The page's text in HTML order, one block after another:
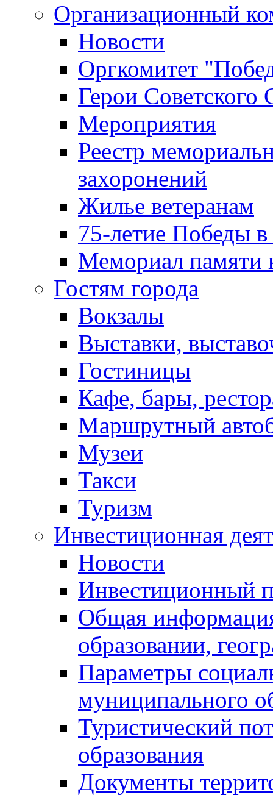
Организационный
Новости
Оргкомитет
Герои Советского
Мероприятия
Реестр
захоронений
Жилье ветеранам
75-летие Победы
Мемориал памяти
Гостям города
Вокзалы
Выставки,
Гостиницы
Кафе, бары,
Маршрутный
Музеи
Такси
Туризм
Инвестиционная
Новости
Инвестиционный
Общая
образовании,
Параметры
муниципального
Туристический
образования
Документы